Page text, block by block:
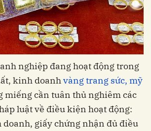
nghiệp đang hoạt động trong
kinh doanh vàng trang sức, mỹ
miếng cần tuân thủ nghiêm các
luật về điều kiện hoạt động:
doanh, giấy chứng nhận đủ điều